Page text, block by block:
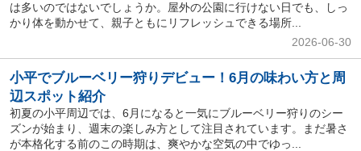
は多いのではないでしょうか。屋外の公園に行けない日でも、しっ
かり体を動かせて、親子ともにリフレッシュできる場所...
2026-06-30
小平でブルーベリー狩りデビュー！6月の味わい方と周
辺スポット紹介
初夏の小平周辺では、6月になると一気にブルーベリー狩りのシー
ズンが始まり、週末の楽しみ方として注目されています。まだ暑さ
が本格化する前のこの時期は、爽やかな空気の中でゆっ...